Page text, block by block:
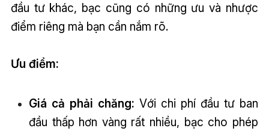
đầu tư khác, bạc cũng có những ưu và nhược
điểm riêng mà bạn cần nắm rõ.
Ưu điểm:
Giá cả phải chăng: Với chi phí đầu tư ban
đầu thấp hơn vàng rất nhiều, bạc cho phép